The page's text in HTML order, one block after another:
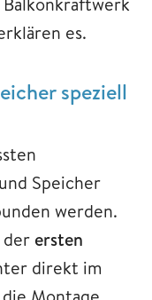
es.
speziell
Speicher
werden.
der ersten
direkt im